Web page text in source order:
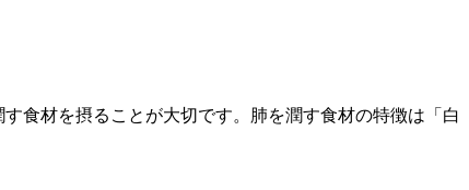
食材を摂ることが大切です。肺を潤す食材の特徴は「白